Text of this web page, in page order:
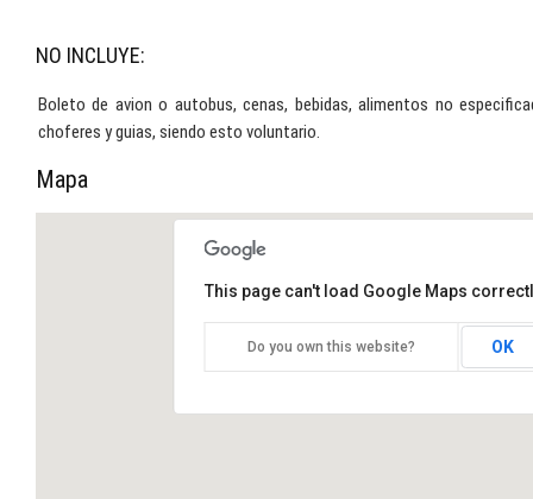
NO INCLUYE:
Boleto de avion o autobus, cenas, bebidas, alimentos no
choferes y guias, siendo esto voluntario.
Mapa
CHIAPAS EXPRESS 3 DIAS.
This page can't load Google Maps
Do you own this website? OK